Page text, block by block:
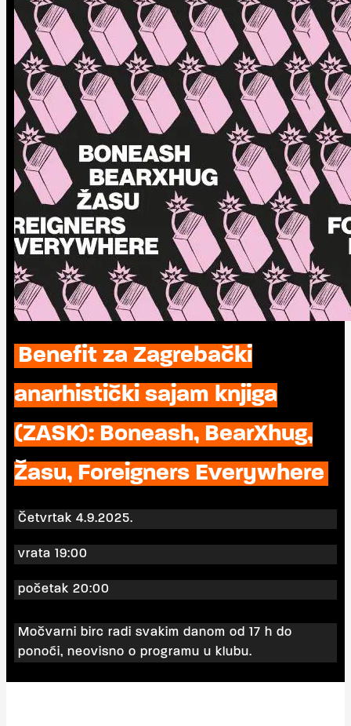
Benefit za Zagrebački
anarhistički sajam knjiga
(ZASK): Boneash, BearXhug,
Žasu, Foreigners Everywhere
Četvrtak 4.9.2025.
vrata 19:00
početak 20:00
Močvarni birc radi svakim danom od 17 h do
ponoći, neovisno o programu u klubu.